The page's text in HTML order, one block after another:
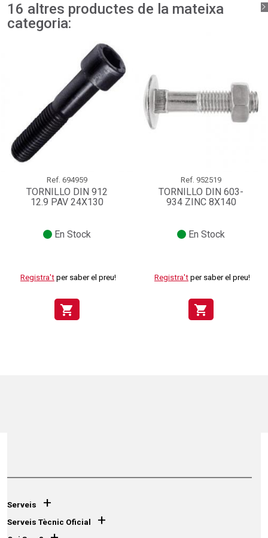
16 altres productes de la mateixa
categoria:
Ref. 694959
TORNILLO DIN 912
12.9 PAV 24X130
En Stock
Registra't per saber el preu!
shopping_cart
Ref. 952519
TORNILLO DIN 603-
934 ZINC 8X140
En Stock
Registra't per saber el preu!
shopping_cart
Serveis +
Serveis Tècnic Oficial +